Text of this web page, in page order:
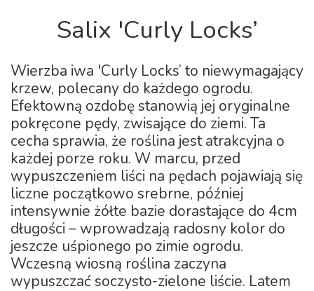
Salix 'Curly Locks’
Wierzba iwa 'Curly Locks’ to niewymagający
krzew, polecany do każdego ogrodu.
Efektowną ozdobę stanowią jej oryginalne
pokręcone pędy, zwisające do ziemi. Ta
cecha sprawia, że roślina jest atrakcyjna o
każdej porze roku. W marcu, przed
wypuszczeniem liści na pędach pojawiają się
liczne początkowo srebrne, później
intensywnie żółte bazie dorastające do 4cm
długości – wprowadzają radosny kolor do
jeszcze uśpionego po zimie ogrodu.
Wczesną wiosną roślina zaczyna
wypuszczać soczysto-zielone liście. Latem